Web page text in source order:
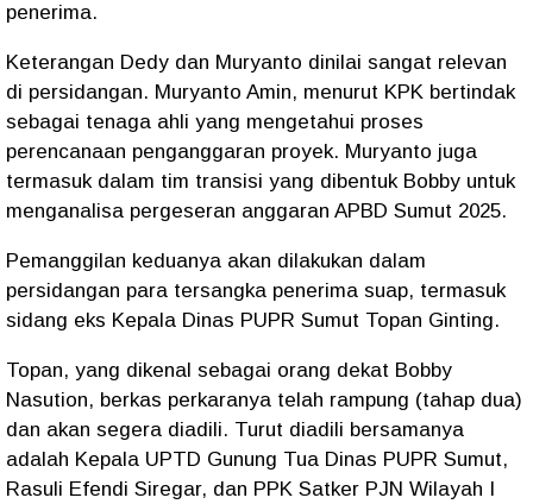
penerima.
Keterangan Dedy dan Muryanto dinilai sangat relevan
di persidangan. Muryanto Amin, menurut KPK bertindak
sebagai tenaga ahli yang mengetahui proses
perencanaan penganggaran proyek. Muryanto juga
termasuk dalam tim transisi yang dibentuk Bobby untuk
menganalisa pergeseran anggaran APBD Sumut 2025.
Pemanggilan keduanya akan dilakukan dalam
persidangan para tersangka penerima suap, termasuk
sidang eks Kepala Dinas PUPR Sumut Topan Ginting.
Topan, yang dikenal sebagai orang dekat Bobby
Nasution, berkas perkaranya telah rampung (tahap dua)
dan akan segera diadili. Turut diadili bersamanya
adalah Kepala UPTD Gunung Tua Dinas PUPR Sumut,
Rasuli Efendi Siregar, dan PPK Satker PJN Wilayah I